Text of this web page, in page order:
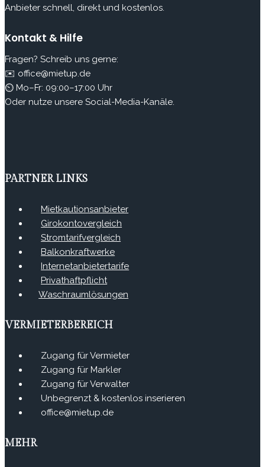
Anbieter schnell, direkt und kostenlos.
Kontakt & Hilfe
Fragen? Schreib uns gerne:
✉️ office@mietup.de
⏲ Mo–Fr: 09:00–17:00 Uhr
Oder nutze unsere Social-Media-Kanäle.
PARTNER LINKS
Mietkautionsanbieter
Girokontovergleich
Stromtarifvergleich
Balkonkraftwerke
Internetanbietertarife
Privathaftpflicht
Waschraumlösungen
VERMIETERBEREICH
Zugang für Vermieter
Zugang für Markler
Zugang für Verwalter
Unbegrenzt & kostenlos inserieren
office@mietup.de
MEHR